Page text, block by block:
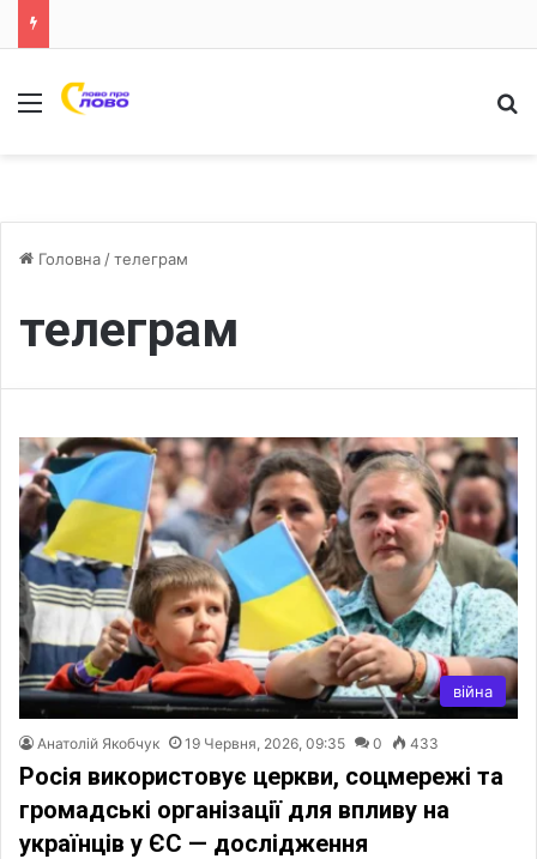
Меню
Головна /телеграм
телеграм
війна
Анатолій Якобчук 19 Червня, 2026, 09:35 0 433
Росія використовує церкви, соцмережі та
громадські організації для впливу на
українців у ЄС — дослідження